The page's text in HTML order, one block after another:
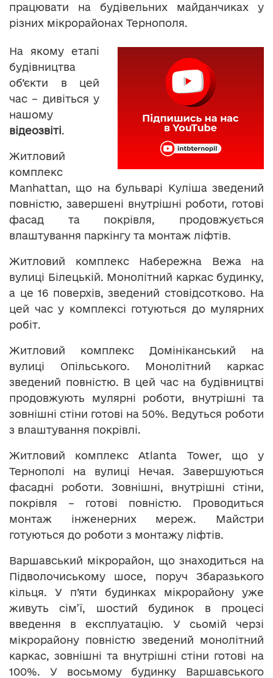
працювати на будівельних майданчиках у
різних мікрорайонах Тернополя.
На якому етапі
будівництва
об’єкти в цей
час – дивіться у
нашому
відеозвіті.
Житловий
комплекс
Manhattan, що на бульварі Куліша зведений
повністю, завершені внутрішні роботи, готові
фасад та покрівля, продовжується
влаштування паркінгу та монтаж ліфтів.
Житловий комплекс Набережна Вежа на
вулиці Білецькій. Монолітний каркас будинку,
а це 16 поверхів, зведений стовідсотково. На
цей час у комплексі готуються до мулярних
робіт.
Житловий комплекс Домініканський на
вулиці Опільського. Монолітний каркас
зведений повністю. В цей час на будівництві
продовжують мулярні роботи, внутрішні та
зовнішні стіни готові на 50%. Ведуться роботи
з влаштування покрівлі.
Житловий комплекс Atlanta Tower, що у
Тернополі на вулиці Нечая. Завершуються
фасадні роботи. Зовнішні, внутрішні стіни,
покрівля – готові повністю. Проводиться
монтаж інженерних мереж. Майстри
готуються до роботи з монтажу ліфтів.
Варшавський мікрорайон, що знаходиться на
Підволочиському шосе, поруч Збаразького
кільця. У п’яти будинках мікрорайону уже
живуть сім’ї, шостий будинок в процесі
введення в експлуатацію. У сьомій черзі
мікрорайону повністю зведений монолітний
каркас, зовнішні та внутрішні стіни готові на
100%. У восьмому будинку Варшавського